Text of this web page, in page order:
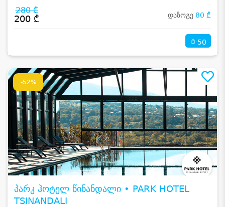
280 ₾
200 ₾ დაზოგე 80 ₾
50
-52%
პარკ ჰოტელ წინანდალი • PARK HOTEL
TSINANDALI